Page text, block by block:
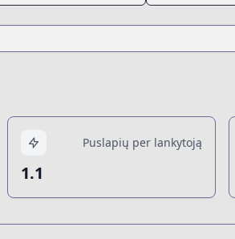
Puslapių per lankytoją
1.1